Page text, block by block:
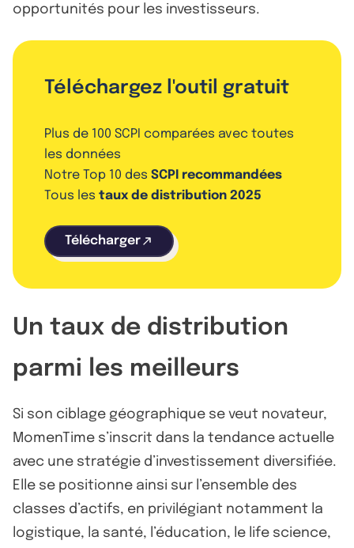
opportunités pour les investisseurs.
Téléchargez l'outil gratuit
Plus de 100 SCPI comparées avec toutes
les données
Notre Top 10 des SCPI recommandées
Tous les taux de distribution 2025
Télécharger
Un taux de distribution
parmi les meilleurs
Si son ciblage géographique se veut novateur,
MomenTime s’inscrit dans la tendance actuelle
avec une stratégie d’investissement diversifiée.
Elle se positionne ainsi sur l’ensemble des
classes d’actifs, en privilégiant notamment la
logistique, la santé, l’éducation, le life science,